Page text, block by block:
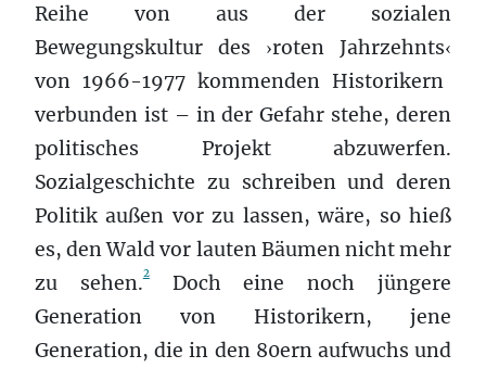
Reihe von aus der sozialen
Bewegungskultur des ›roten Jahrzehnts‹
von 1966-1977 kommenden Historikern
verbunden ist – in der Gefahr stehe, deren
politisches Projekt abzuwerfen.
Sozialgeschichte zu schreiben und deren
Politik außen vor zu lassen, wäre, so hieß
es, den Wald vor lauten Bäumen nicht mehr
zu sehen.2Doch eine noch jüngere
Generation von Historikern, jene
Generation, die in den 80ern aufwuchs und